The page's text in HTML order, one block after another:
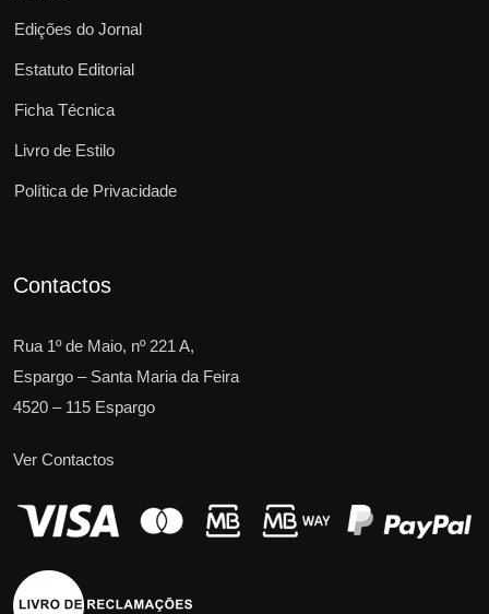
Edições do Jornal
Estatuto Editorial
Ficha Técnica
Livro de Estilo
Política de Privacidade
Contactos
Rua 1º de Maio, nº 221 A,
Espargo – Santa Maria da Feira
4520 – 115 Espargo
Ver Contactos